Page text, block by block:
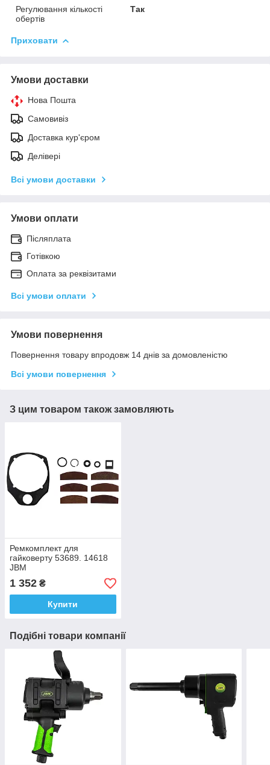
Регулювання кількості
обертів
Так
Приховати
Умови доставки
Нова Пошта
Самовивіз
Доставка кур'єром
Делівері
Всі умови доставки
Умови оплати
Післяплата
Готівкою
Оплата за реквізитами
Всі умови оплати
Умови повернення
Повернення товару впродовж 14 днів за домовленістю
Всі умови повернення
З цим товаром також замовляють
Ремкомплект для
гайковерту 53689. 14618
JBM
1 352 ₴
Купити
Подібні товари компанії